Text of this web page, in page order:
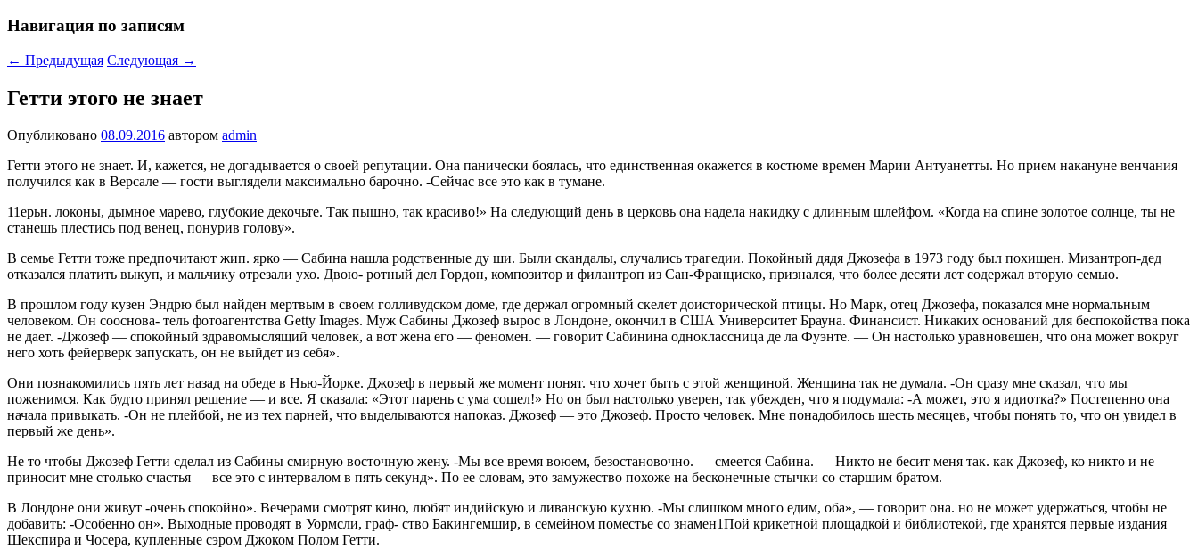
Навигация по записям
← Предыдущая Следующая →
Гетти этого не знает
Опубликовано 08.09.2016 автором admin
Гетти этого не знает. И, кажется, не дога­дывается о своей репутации. Она паниче­ски боялась, что единственная окажется в костюме времен Марии Антуанетты. Но прием накануне венчания
получился как в Версале — гости выглядели максималь­но барочно. -Сейчас все это как в тумане.
11ерьн. локоны, дымное марево, глубокие декочьте. Так пышно, так красиво!» На следующий день в церковь она надела на­кидку с длинным шлейфом. «Когда на спи­не золотое солнце, ты не
станешь плестись под венец, понурив голову».
В семье Гетти тоже предпочитают жип. ярко — Сабина нашла родственные ду ши. Были скандалы, случались трагедии. По­койный дядя Джозефа в 1973 году был по­хищен. Мизантроп-дед
отказался платить выкуп, и мальчику отрезали ухо. Двою- ротный дел Гордон, композитор и филан­троп из Сан-Франциско, признался, что более десяти лет содержал вторую семью.
В прошлом году кузен Эндрю был найден мертвым в своем голливудском доме, где держал огромный скелет доисторической птицы. Но Марк, отец Джозефа, показался мне нормальным
человеком. Он сооснова- тель фотоагентства Getty Images. Муж Са­бины Джозеф вырос в Лондоне, окончил в США Университет Брауна. Финансист. Никаких оснований для беспокойства по­ка
не дает. -Джозеф — спокойный здраво­мыслящий человек, а вот жена его — фено­мен. — говорит Сабинина одноклассница де ла Фуэнте. — Он настолько уравнове­шен, что она может вокруг
него хоть фей­ерверк запускать, он не выйдет из себя».
Они познакомились пять лет назад на обеде в Нью-Йорке. Джозеф в первый же момент понят. что хочет быть с этой женщиной. Женщина так не думала. -Он сразу мне сказал, что мы
поженимся. Как будто принял решение — и все. Я ска­зала: «Этот парень с ума сошел!» Но он был настолько уверен, так убежден, что я подумала: -А может, это я идиотка?» Постепенно она
начала привыкать. -Он не плейбой, не из тех парней, что выде­лываются напоказ. Джозеф — это Джозеф. Просто человек. Мне понадобилось шесть месяцев, чтобы понять то, что он увидел в
первый же день».
Не то чтобы Джозеф Гетти сделал из Сабины смирную восточную жену. -Мы все время воюем, безостановочно. — сме­ется Сабина. — Никто не бесит меня так. как Джозеф, ко никто и не
приносит мне столько счастья — все это с интервалом в пять секунд». По ее словам, это заму­жество похоже на бесконечные стычки со старшим братом.
В Лондоне они живут -очень спокойно». Вечерами смотрят кино, любят индийскую и ливанскую кухню. -Мы слишком много едим, оба», — говорит она. но не может удержаться, чтобы не
добавить: -Особенно он». Выходные проводят в Уормсли, граф- ство Бакингемшир, в семейном поместье со знамен1Пой крикетной площадкой и библиотекой, где хранятся первые изда­ния
Шекспира и Чосера, купленные сэром Джоком Полом Гетти.